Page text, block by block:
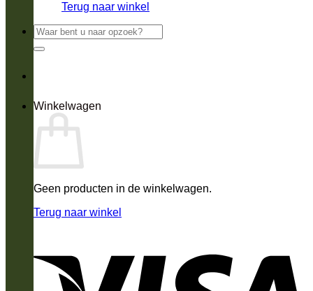
Terug naar winkel
Zoeken
naar:
Winkelwagen
Geen producten in de winkelwagen.
Terug naar winkel